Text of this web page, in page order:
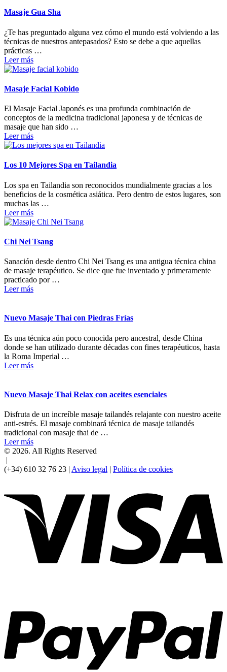
Masaje Gua Sha
¿Te has preguntado alguna vez cómo el mundo está volviendo a las
técnicas de nuestros antepasados? Esto se debe a que aquellas
prácticas …
Leer más
Masaje Facial Kobido
El Masaje Facial Japonés es una profunda combinación de
conceptos de la medicina tradicional japonesa y de técnicas de
masaje que han sido …
Leer más
Los 10 Mejores Spa en Tailandia
Los spa en Tailandia son reconocidos mundialmente gracias a los
beneficios de la cosmética asiática. Pero dentro de estos lugares, son
muchas las …
Leer más
Chi Nei Tsang
Sanación desde dentro Chi Nei Tsang es una antigua técnica china
de masaje terapéutico. Se dice que fue inventado y primeramente
practicado por …
Leer más
Nuevo Masaje Thai con Piedras Frías
Es una técnica aún poco conocida pero ancestral, desde China
donde se han utilizado durante décadas con fines terapéuticos, hasta
la Roma Imperial …
Leer más
Nuevo Masaje Thai Relax con aceites esenciales
Disfruta de un increíble masaje tailandés relajante con nuestro aceite
anti-estrés. El masaje combinará técnica de masaje tailandés
tradicional con masaje thai de …
Leer más
© 2026. All Rights Reserved
|
(+34) 610 32 76 23 | Aviso legal | Política de cookies